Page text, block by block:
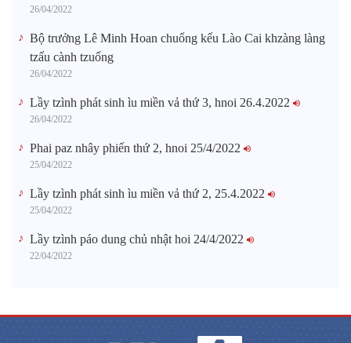
26/04/2022
Bộ trưởng Lê Minh Hoan chuổng kếu Lào Cai khzàng làng
tzấu cành tzuống​
26/04/2022
Lầy tzình phát sinh ìu miền vả thứ 3, hnoi 26.4.2022
26/04/2022
Phai paz nhây phiến thứ 2, hnoi 25/4/2022
25/04/2022
Lầy tzình phát sinh ìu miền vả thứ 2, 25.4.2022
25/04/2022
Lầy tzình páo dung chủ nhật hoi 24/4/2022
22/04/2022